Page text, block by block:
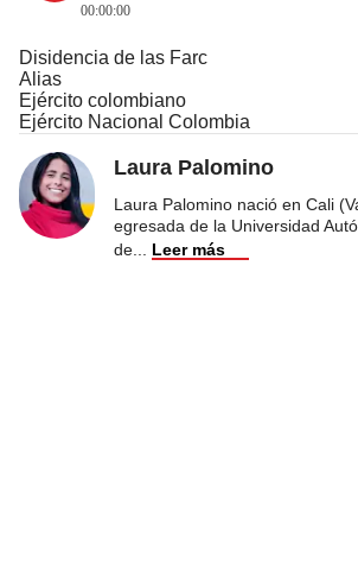
00:00:00
Disidencia de las Farc
Alias
Ejército colombiano
Ejército Nacional Colombia
Laura Palomino
Laura Palomino nació en Cali
egresada de la Universidad
de
Leer más